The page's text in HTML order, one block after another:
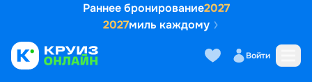
Раннее бронирование2027
2027миль каждому
Войти
Выбор кают Маршрут и